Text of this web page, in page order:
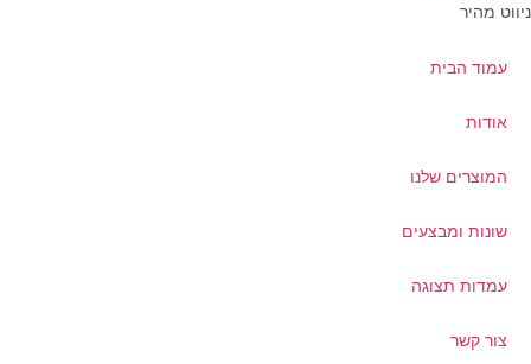
מהיר
עמוד הבית
אודות
המוצרים שלנו
שונות ומבצעים
עמדות תצוגה
צור קשר